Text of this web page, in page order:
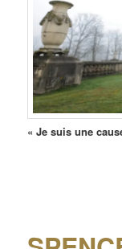
« Je suis une